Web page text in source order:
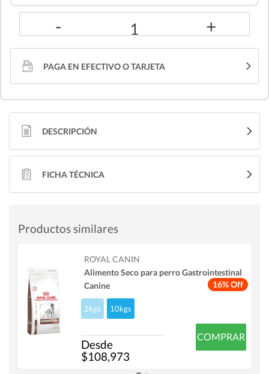
- 1 +
PAGA EN EFECTIVO O TARJETA
DESCRIPCIÓN
FICHA TÉCNICA
Productos similares
16% Off
ROYAL CANIN
Alimento Seco para perro Gastrointestinal
Canine
2kgs 10kgs
Desde
$108,973
COMPRAR